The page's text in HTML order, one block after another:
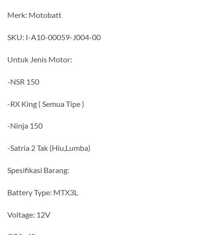
Merk: Motobatt
SKU: I-A10-00059-J004-00
Untuk Jenis Motor:
-NSR 150
-RX King ( Semua Tipe )
-Ninja 150
-Satria 2 Tak (Hiu,Lumba)
Spesifikasi Barang:
Battery Type: MTX3L
Voltage: 12V